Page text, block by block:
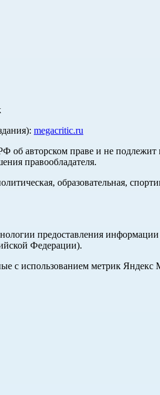
megacritic.ru
об авторском праве и не
правообладателя.
образовательная,
предоставления информации
Федерации).
с использованием метрик Яндекс